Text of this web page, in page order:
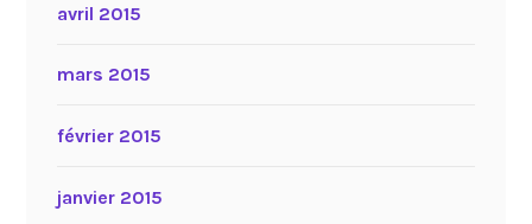
avril 2015
mars 2015
février 2015
janvier 2015